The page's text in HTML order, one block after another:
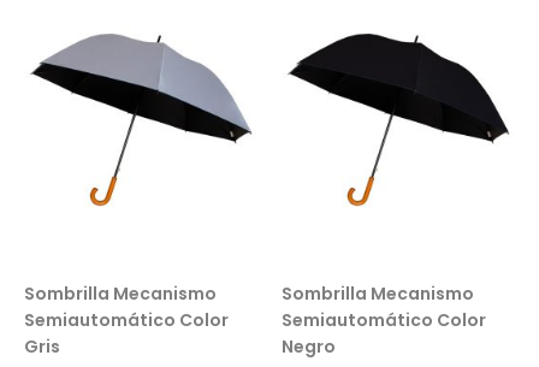
Sombrilla Mecanismo
Semiautomático Color
Gris
Sombrilla Mecanismo
Semiautomático Color
Negro